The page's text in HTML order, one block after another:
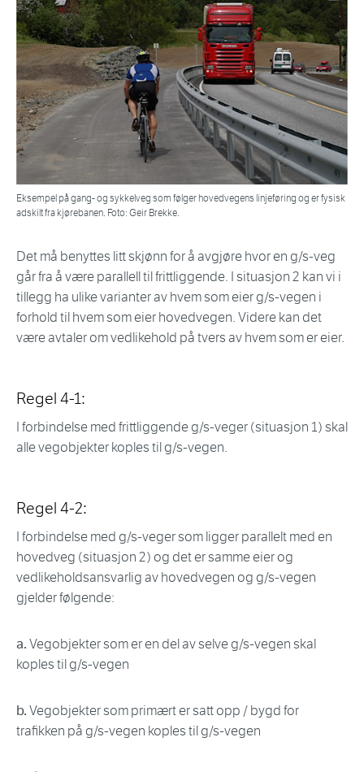
Eksempel på gang- og sykkelveg som følger hovedvegens linjeføring og er fysisk
adskilt fra kjørebanen. Foto: Geir Brekke.
Det må benyttes litt skjønn for å avgjøre hvor en g/s-veg
går fra å være parallell til frittliggende. I situasjon 2 kan vi i
tillegg ha ulike varianter av hvem som eier g/s-vegen i
forhold til hvem som eier hovedvegen. Videre kan det
være avtaler om vedlikehold på tvers av hvem som er eier.
Regel 4-1:
I forbindelse med frittliggende g/s-veger (situasjon 1) skal
alle vegobjekter koples til g/s-vegen.
Regel 4-2:
I forbindelse med g/s-veger som ligger parallelt med en
hovedveg (situasjon 2) og det er samme eier og
vedlikeholdsansvarlig av hovedvegen og g/s-vegen
gjelder følgende:
a.Vegobjekter som er en del av selve g/s-vegen skal
koples til g/s-vegen
b.Vegobjekter som primært er satt opp / bygd for
trafikken på g/s-vegen koples til g/s-vegen